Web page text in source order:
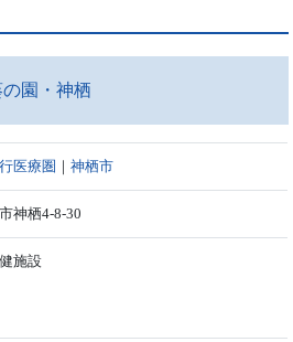
園・神栖
医療圏 ｜神栖市
神栖4-8-30
施設